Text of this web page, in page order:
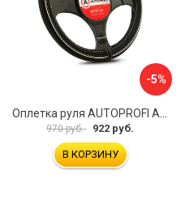
-5%
970 руб. 922 руб.
В КОРЗИНУ